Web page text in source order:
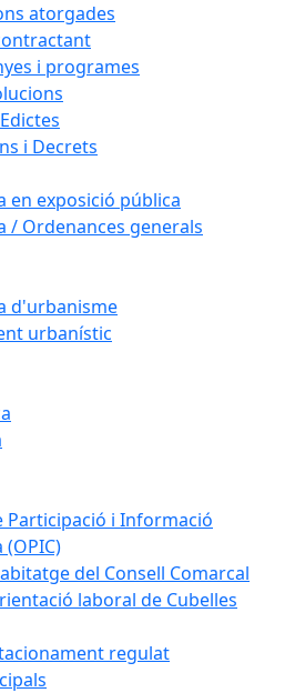
atorgades
i programes
i Decrets
en exposició pública
/ Ordenances generals
d'urbanisme
urbanístic
Participació i Informació
(OPIC)
del Consell Comarcal
laboral de Cubelles
regulat